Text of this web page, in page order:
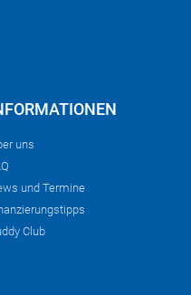
uns
und Termine
Club